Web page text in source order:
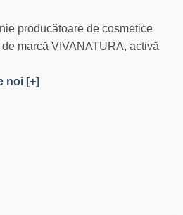
producătoare de cosmetice
marcă VIVANATURA, activă
noi [+]